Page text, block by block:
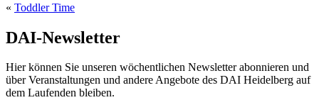
« Toddler Time
DAI-Newsletter
Hier können Sie unseren wöchentlichen Newsletter abonnieren und
über Veranstaltungen und andere Angebote des DAI Heidelberg auf
dem Laufenden bleiben.